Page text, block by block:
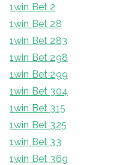
1win Bet 2
1win Bet 28
1win Bet 283
1win Bet 298
1win Bet 299
1win Bet 304
1win Bet 315
1win Bet 325
1win Bet 33
1win Bet 369